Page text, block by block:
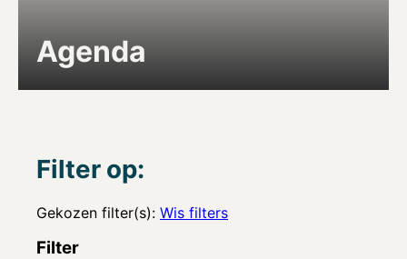
Agenda
Filter op:
Gekozen filter(s): Wis filters
Filter